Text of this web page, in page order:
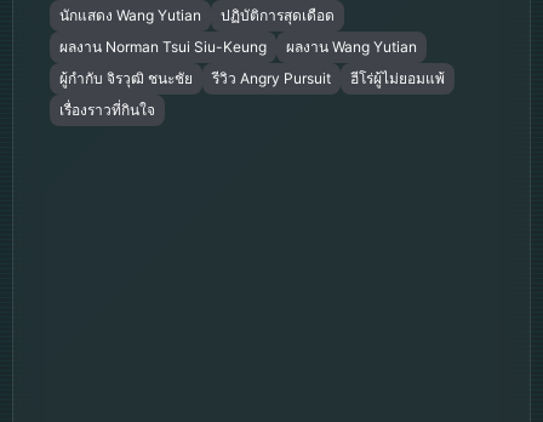
นักแสดง Wang Yutian
ปฏิบัติการสุดเดือด
ผลงาน Norman Tsui Siu-Keung
ผลงาน Wang Yutian
ผู้กำกับ จิรวุฒิ ชนะชัย
รีวิว Angry Pursuit
ฮีโร่ผู้ไม่ยอมแพ้
เรื่องราวที่กินใจ